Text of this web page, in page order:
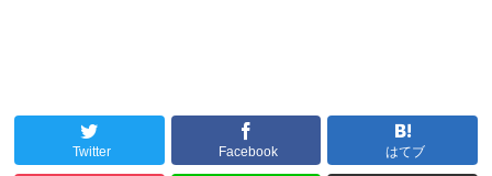
Twitter Facebook はてブ